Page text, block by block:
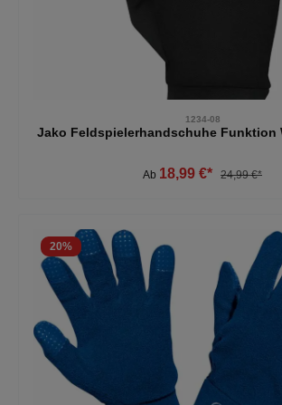
1234-08
Jako Feldspielerhandschuhe Funktion
Ab 18,99 €* 24,99 €*
20%